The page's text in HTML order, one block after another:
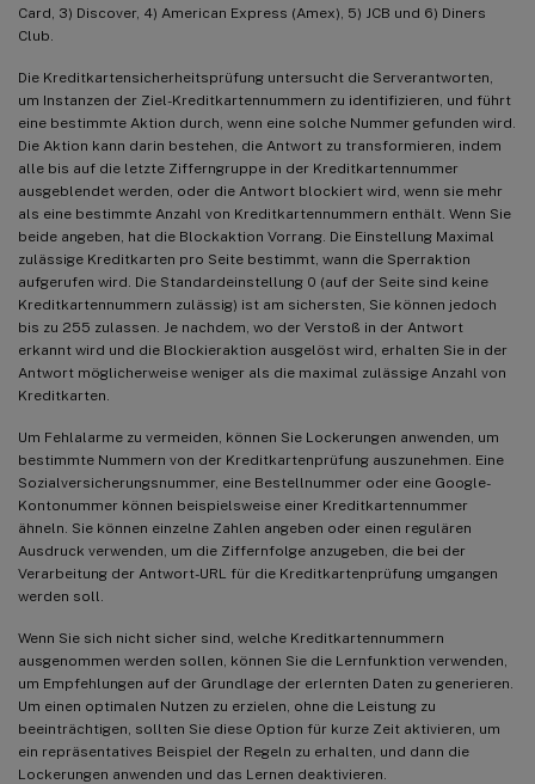
Card, 3) Discover, 4) American Express (Amex), 5) JCB und 6) Diners
Club.
Die Kreditkartensicherheitsprüfung untersucht die Serverantworten,
um Instanzen der Ziel-Kreditkartennummern zu identifizieren, und führt
eine bestimmte Aktion durch, wenn eine solche Nummer gefunden wird.
Die Aktion kann darin bestehen, die Antwort zu transformieren, indem
alle bis auf die letzte Zifferngruppe in der Kreditkartennummer
ausgeblendet werden, oder die Antwort blockiert wird, wenn sie mehr
als eine bestimmte Anzahl von Kreditkartennummern enthält. Wenn Sie
beide angeben, hat die Blockaktion Vorrang. Die Einstellung Maximal
zulässige Kreditkarten pro Seite bestimmt, wann die Sperraktion
aufgerufen wird. Die Standardeinstellung 0 (auf der Seite sind keine
Kreditkartennummern zulässig) ist am sichersten, Sie können jedoch
bis zu 255 zulassen. Je nachdem, wo der Verstoß in der Antwort
erkannt wird und die Blockieraktion ausgelöst wird, erhalten Sie in der
Antwort möglicherweise weniger als die maximal zulässige Anzahl von
Kreditkarten.
Um Fehlalarme zu vermeiden, können Sie Lockerungen anwenden, um
bestimmte Nummern von der Kreditkartenprüfung auszunehmen. Eine
Sozialversicherungsnummer, eine Bestellnummer oder eine Google-
Kontonummer können beispielsweise einer Kreditkartennummer
ähneln. Sie können einzelne Zahlen angeben oder einen regulären
Ausdruck verwenden, um die Ziffernfolge anzugeben, die bei der
Verarbeitung der Antwort-URL für die Kreditkartenprüfung umgangen
werden soll.
Wenn Sie sich nicht sicher sind, welche Kreditkartennummern
ausgenommen werden sollen, können Sie die Lernfunktion verwenden,
um Empfehlungen auf der Grundlage der erlernten Daten zu generieren.
Um einen optimalen Nutzen zu erzielen, ohne die Leistung zu
beeinträchtigen, sollten Sie diese Option für kurze Zeit aktivieren, um
ein repräsentatives Beispiel der Regeln zu erhalten, und dann die
Lockerungen anwenden und das Lernen deaktivieren.